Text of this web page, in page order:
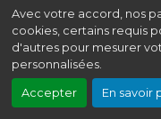
Avec votre accord, nos
cookies, certains requis
d'autres pour mesurer
personnalisées.
Accepter En savoir